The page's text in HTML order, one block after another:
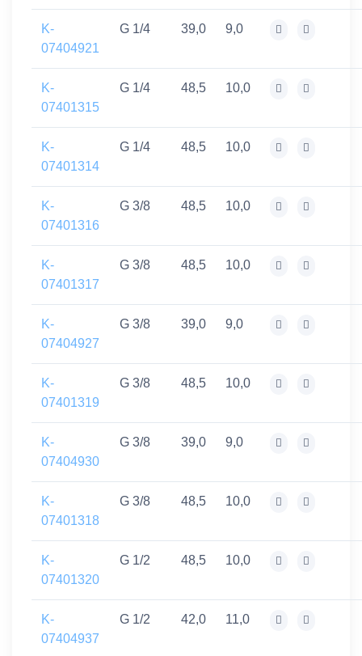
K-
07404921
G 1/4 39,0 9,0
K-
07401315
G 1/4 48,5 10,0
K-
07401314
G 1/4 48,5 10,0
K-
07401316
G 3/8 48,5 10,0
K-
07401317
G 3/8 48,5 10,0
K-
07404927
G 3/8 39,0 9,0
K-
07401319
G 3/8 48,5 10,0
K-
07404930
G 3/8 39,0 9,0
K-
07401318
G 3/8 48,5 10,0
K-
07401320
G 1/2 48,5 10,0
K-
07404937
G 1/2 42,0 11,0